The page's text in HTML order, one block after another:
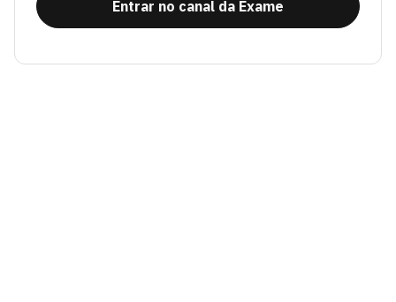
Entrar no canal da Exame